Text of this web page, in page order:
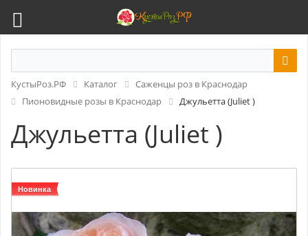
КустыРоз.РФ Каталог
Саженцы роз в Краснодар
Пионовидные розы в Краснодар
Джульетта (Juliet )
Джульетта (Juliet )
Новинка